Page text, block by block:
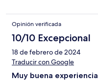
Opinión verificada
10/10 Excepcional
18 de febrero de 2024
Traducir con Google
Muy buena experiencia